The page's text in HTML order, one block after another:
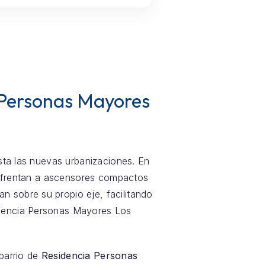
Mayores
las nuevas urbanizaciones. En
a ascensores compactos
sobre su propio eje, facilitando
Personas Mayores Los
de Residencia Personas